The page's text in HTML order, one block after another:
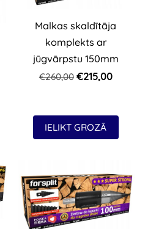
Malkas skaldītāja
komplekts ar
jūgvārpstu 150mm
€260,00 €215,00
IELIKT GROZĀ